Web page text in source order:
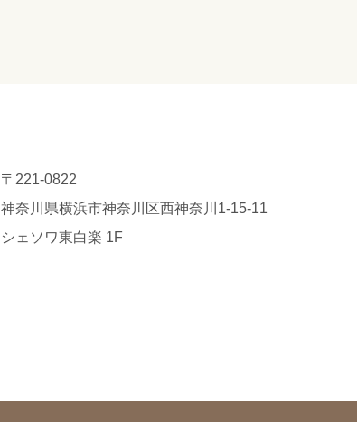
〒221-0822
神奈川県横浜市神奈川区西神奈川1-15-11
シェソワ東白楽 1F